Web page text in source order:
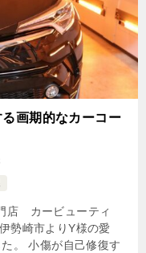
画期的なカーコー
店 カービューティ
勢崎市よりY様の愛
。 小傷が自己修復す